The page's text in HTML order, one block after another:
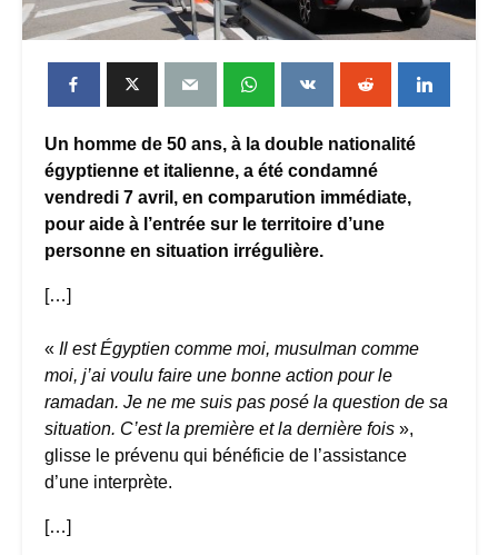
Un homme de 50 ans, à la double nationalité
égyptienne et italienne, a été condamné
vendredi 7 avril, en comparution immédiate,
pour aide à l’entrée sur le territoire d’une
personne en situation irrégulière.
[…]
« Il est Égyptien comme moi, musulman comme
moi, j’ai voulu faire une bonne action pour le
ramadan. Je ne me suis pas posé la question de sa
situation. C’est la première et la dernière fois »,
glisse le prévenu qui bénéficie de l’assistance
d’une interprète.
[…]